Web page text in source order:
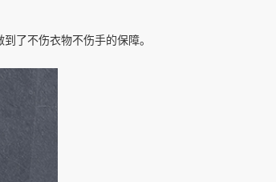
了不伤衣物不伤手的保障。